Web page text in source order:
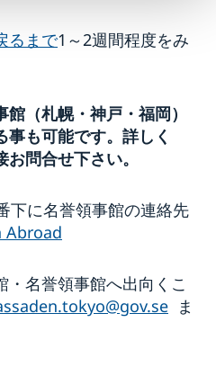
るまで1～2週間程度をみ
（札幌・神戸・福岡）
も可能です。詳しく
問合せ下さい。
下に名誉領事館の連絡先
Abroad
・名誉領事館へ出向くこ
ま